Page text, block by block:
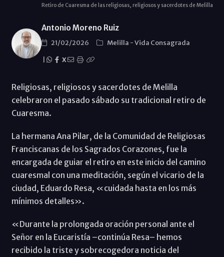
Retiro de Cuaresma de las religiosas, religiosos y sacerdotes de Melilla
Antonio Moreno Ruiz
21/02/2026 Melilla -Vida Consagrada
X
Religiosas, religiosos y sacerdotes de Melilla
celebraron el pasado sábado su tradicional retiro de
Cuaresma.
La hermana Ana Pilar, de la Comunidad de Religiosas
Franciscanas de los Sagrados Corazones, fue la
encargada de guiar el retiro en este inicio del camino
cuaresmal con una meditación, según el vicario de la
ciudad, Eduardo Resa, «cuidada hasta en los más
mínimos detalles».
«Durante la prolongada oración personal ante el
Señor en la Eucaristía –continúa Resa– hemos
recibido la triste y sobrecogedora noticia del